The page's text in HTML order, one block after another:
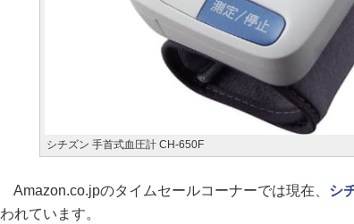
シチズン 手首式血圧計 CH-650F
Amazon.co.jpのタイムセールコーナーでは現在、 シ
われています。